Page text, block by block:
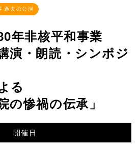
過去の公演
年非核平和事業
演・朗読・シンポジ
る
惨禍の伝承」
開催日